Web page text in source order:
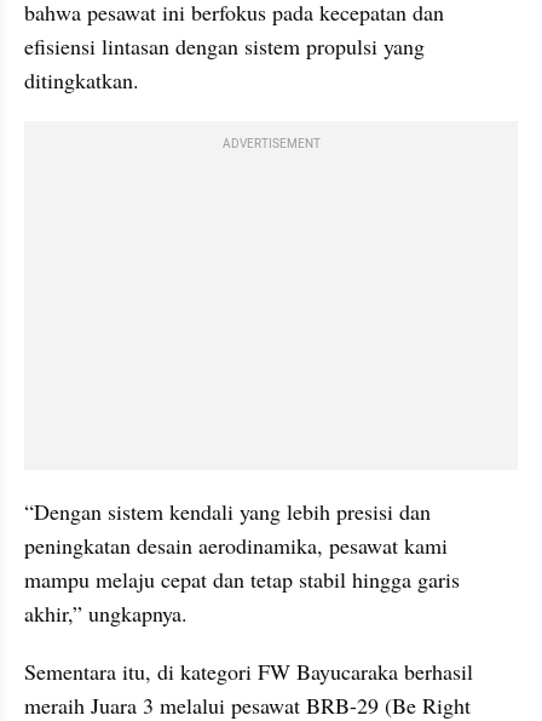
bahwa pesawat ini berfokus pada kecepatan dan
efisiensi lintasan dengan sistem propulsi yang
ditingkatkan.
ADVERTISEMENT
“Dengan sistem kendali yang lebih presisi dan
peningkatan desain aerodinamika, pesawat kami
mampu melaju cepat dan tetap stabil hingga garis
akhir,” ungkapnya.
Sementara itu, di kategori FW Bayucaraka berhasil
meraih Juara 3 melalui pesawat BRB-29 (Be Right